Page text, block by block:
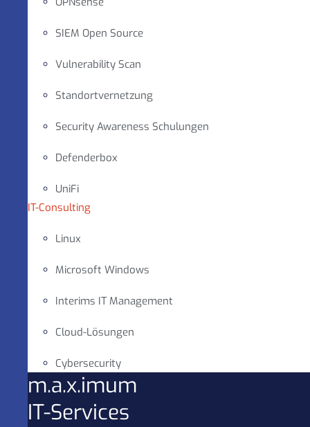
SIEM Open Source
Vulnerability Scan
Standortvernetzung
Security Awareness Schulungen
Defenderbox
UniFi
IT-Consulting
Linux
Microsoft Windows
Interims IT Management
Cloud-Lösungen
Cybersecurity
m.a.x.imum
IT-Services